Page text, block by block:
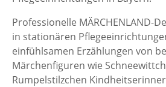
Professionelle MÄRCHENLAND-
in stationären
einfühlsamen Erzählungen von
Märchenfiguren wie
Rumpelstilzchen